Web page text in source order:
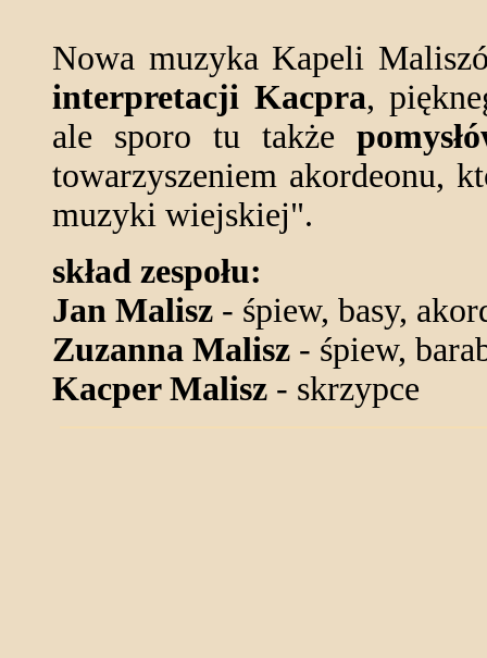
Nowa muzyka Kapeli
interpretacji Kacpra,
ale sporo tu także
towarzyszeniem akordeonu,
muzyki wiejskiej".
skład zespołu:
Jan Malisz - śpiew, basy,
Zuzanna Malisz - śpiew,
Kacper Malisz - skrzypce